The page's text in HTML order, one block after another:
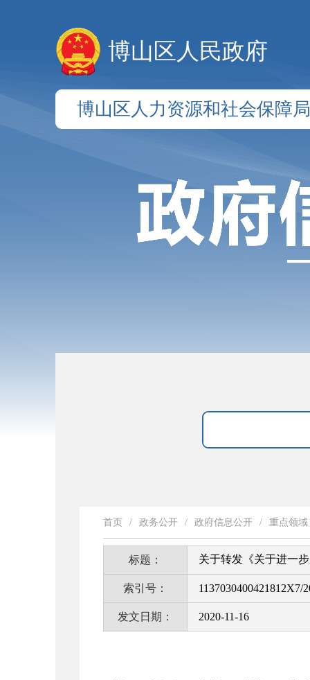
博山区人民政府
博山区人力资源和社会保障局
首页 / 政务公开 / 政府信息公开 / 重点领域
标题： 关于转发《关于进一
索引号： 1137030400421812X7/
发文日期： 2020-11-16